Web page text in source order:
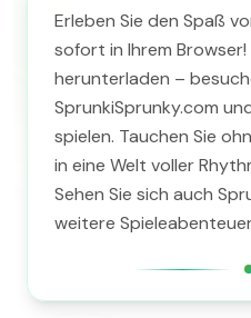
Erleben Sie den Spaß
sofort in Ihrem
herunterladen –
SprunkiSprunky.com
spielen. Tauchen Sie
in eine Welt voller
Sehen Sie sich auch
weitere